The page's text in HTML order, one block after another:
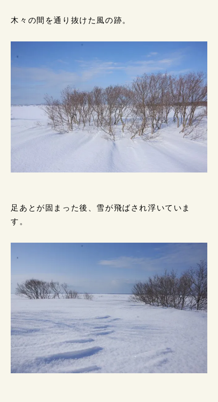
木々の間を通り抜けた風の跡。
足あとが固まった後、雪が飛ばされ浮いていま
す。